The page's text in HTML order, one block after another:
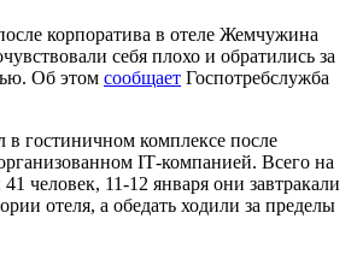
корпоратива в отеле Жемчужина
себя плохо и обратились за
Об этом сообщает Госпотребслужба
гостиничном комплексе после
ІТ-компанией. Всего на
человек, 11-12 января они завтракали
отеля, а обедать ходили за пределы